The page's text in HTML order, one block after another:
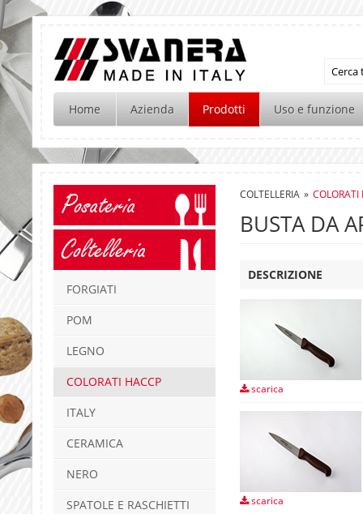
Home Azienda Prodotti Uso e funzione
Posateria
Coltelleria
FORGIATI
POM
LEGNO
COLORATI HACCP
ITALY
CERAMICA
NERO
SPATOLE E RASCHIETTI
COLTELLERIA » COLORATI
BUSTA DA
DESCRIZIONE
scarica
scarica